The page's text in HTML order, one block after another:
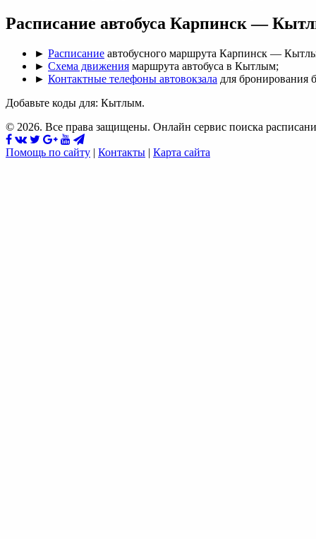
Расписание автобуса Карпинск —
► Расписание автобусного маршрута Карпинск —
► Схема движения маршрута автобуса в Кытлым;
► Контактные телефоны автовокзала для бронирования
Добавьте коды для: Кытлым.
© 2026. Все права защищены. Онлайн сервис поиска
Помощь по сайту | Контакты | Карта сайта